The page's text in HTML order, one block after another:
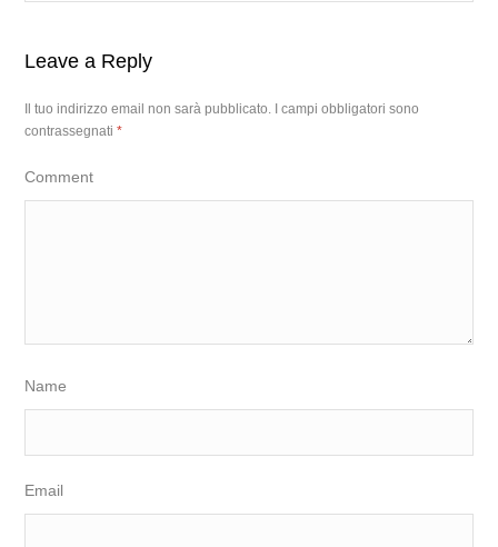
Leave a Reply
Il tuo indirizzo email non sarà pubblicato.
I campi obbligatori sono
contrassegnati*
Comment
Name
Email